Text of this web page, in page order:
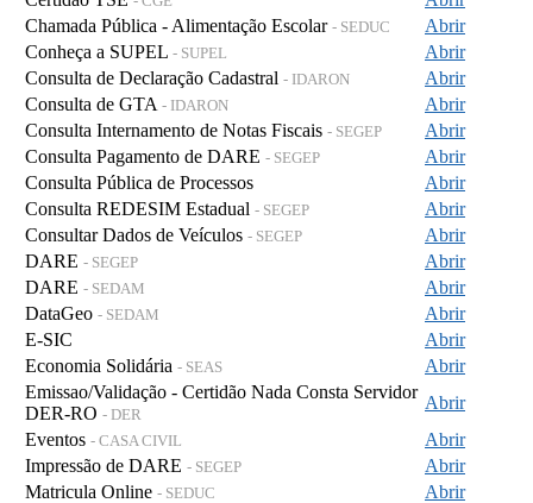
Chamada Pública - Alimentação Escolar - SEDUC
Abrir
Conheça a SUPEL - SUPEL
Abrir
Consulta de Declaração Cadastral - IDARON
Abrir
Consulta de GTA - IDARON
Abrir
Consulta Internamento de Notas Fiscais - SEGEP
Abrir
Consulta Pagamento de DARE - SEGEP
Abrir
Consulta Pública de Processos
Abrir
Consulta REDESIM Estadual - SEGEP
Abrir
Consultar Dados de Veículos - SEGEP
Abrir
DARE - SEGEP
Abrir
DARE - SEDAM
Abrir
DataGeo - SEDAM
Abrir
E-SIC
Abrir
Economia Solidária - SEAS
Abrir
Emissao/Validação - Certidão Nada Consta Servidor
DER-RO - DER
Abrir
Eventos - CASA CIVIL
Abrir
Impressão de DARE - SEGEP
Abrir
Matricula Online - SEDUC
Abrir